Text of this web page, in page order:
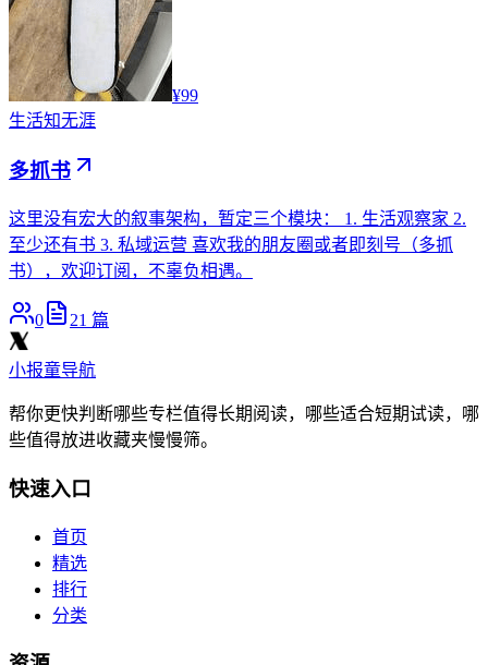
¥99
生活知无涯
多抓书
这里没有宏大的叙事架构，暂定三个模块： 1. 生活观察家 2.
至少还有书 3. 私域运营 喜欢我的朋友圈或者即刻号（多抓
书），欢迎订阅，不辜负相遇。
0 21 篇
小报童导航
帮你更快判断哪些专栏值得长期阅读，哪些适合短期试读，哪
些值得放进收藏夹慢慢筛。
快速入口
首页
精选
排行
分类